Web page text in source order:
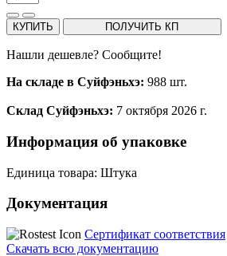
КУПИТЬ ПОЛУЧИТЬ КП
Нашли дешевле? Сообщите!
На складе в Суйфэньхэ: 988 шт.
Склад Суйфэньхэ: 7 октября 2026 г.
Информация об упаковке
Единица товара: Штука
Документация
Сертификат соответствия
Скачать всю документацию